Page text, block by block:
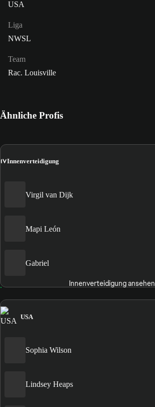
USA
Liga
NWSL
Team
Rac. Louisville
Ähnliche Profis
IVInnenverteidigung
Virgil van Dijk
Mapi León
Gabriel
Innenverteidigung ansehen
USA
Sophia Wilson
Lindsey Heaps